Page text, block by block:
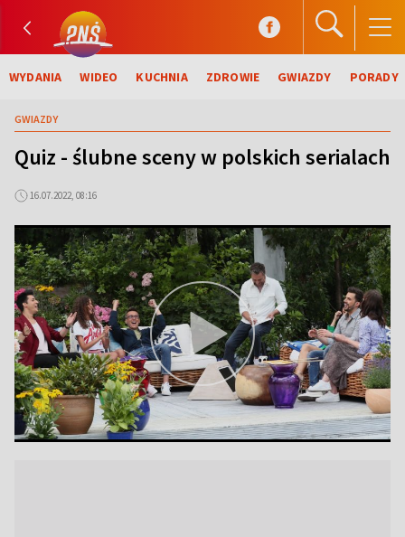
WYDANIA WIDEO KUCHNIA ZDROWIE GWIAZDY PORADY
GWIAZDY
Quiz - ślubne sceny w polskich serialach
16.07.2022, 08:16